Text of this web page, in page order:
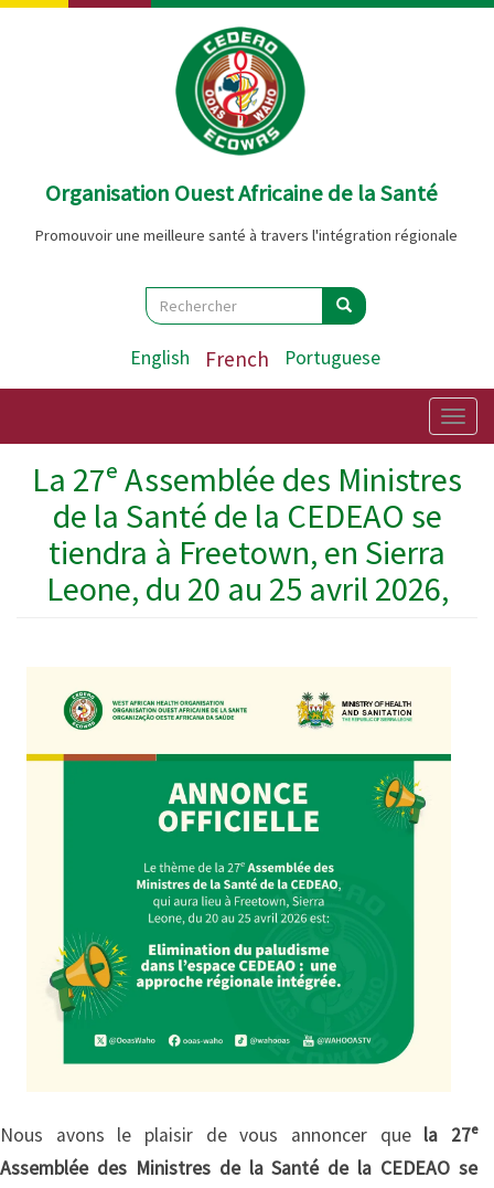
Aller
Organisation Ouest Africaine de la Santé
Promouvoir une meilleure santé à travers l'intégration régionale
Search
Rechercher Rechercher
English French Portuguese
La 27ᵉ Assemblée des Ministres
de la Santé de la CEDEAO se
tiendra à Freetown, en Sierra
Leone, du 20 au 25 avril 2026,
Nous avons le plaisir de vous annoncer que la 27ᵉ
Assemblée des Ministres de la Santé de la CEDEAO se